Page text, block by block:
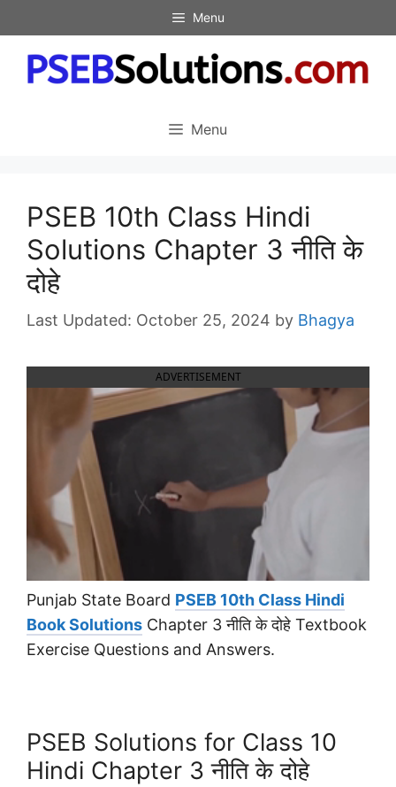
to
content
Menu
Menu
PSEB 10th Class Hindi
Solutions Chapter 3 नीति के
दोहे
October 25, 2024 by Bhagya
ADVERTISEMENT
Punjab State Board PSEB 10th Class Hindi
Book Solutions Chapter 3 नीति के दोहे Textbook
Exercise Questions and Answers.
PSEB Solutions for Class 10
Hindi Chapter 3 नीति के दोहे